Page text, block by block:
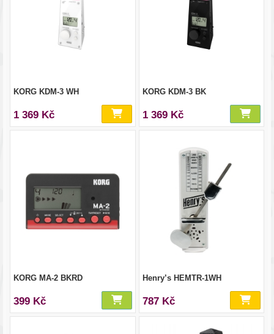
KORG KDM-3 WH
1 369 Kč
KORG KDM-3 BK
1 369 Kč
KORG MA-2 BKRD
399 Kč
Henry’s HEMTR-1WH
787 Kč